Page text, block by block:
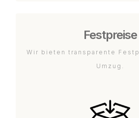
Festpreise
Wir bieten transparente
Umzug.